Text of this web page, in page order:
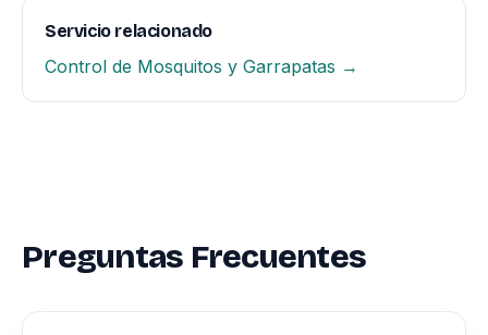
Servicio relacionado
Control de Mosquitos y Garrapatas →
Preguntas Frecuentes